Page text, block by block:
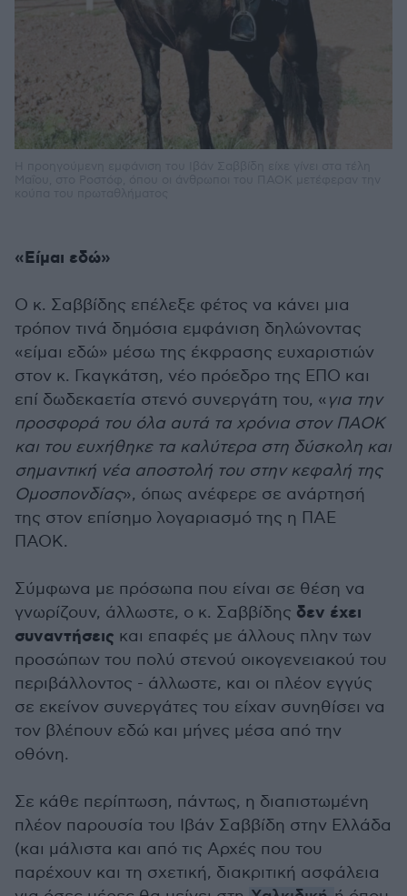
«Είμαι εδώ»
Ο κ. Σαββίδης επέλεξε φέτος να κάνει μια
τρόπον τινά δημόσια εμφάνιση δηλώνοντας
«είμαι εδώ» μέσω της έκφρασης ευχαριστιών
στον κ. Γκαγκάτση, νέο πρόεδρο της ΕΠΟ και
επί δωδεκαετία στενό συνεργάτη του, « για την
προσφορά του όλα αυτά τα χρόνια στον ΠΑΟΚ
και του ευχήθηκε τα καλύτερα στη δύσκολη και
σημαντική νέα αποστολή του στην κεφαλή της
Ομοσπονδίας», όπως ανέφερε σε ανάρτησή
της στον επίσημο λογαριασμό της η ΠΑΕ
ΠΑΟΚ.
Σύμφωνα με πρόσωπα που είναι σε θέση να
γνωρίζουν, άλλωστε, ο κ. Σαββίδης δεν έχει
συναντήσεις και επαφές με άλλους πλην των
προσώπων του πολύ στενού οικογενειακού του
περιβάλλοντος - άλλωστε, και οι πλέον εγγύς
σε εκείνον συνεργάτες του είχαν συνηθίσει να
τον βλέπουν εδώ και μήνες μέσα από την
οθόνη.
Σε κάθε περίπτωση, πάντως, η διαπιστωμένη
πλέον παρουσία του Ιβάν Σαββίδη στην Ελλάδα
(και μάλιστα και από τις Αρχές που του
παρέχουν και τη σχετική, διακριτική ασφάλεια